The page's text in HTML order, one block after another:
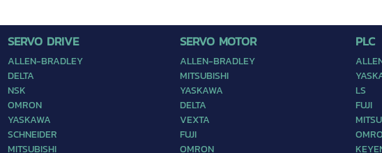
SERVO DRIVE
ALLEN-BRADLEY
DELTA
NSK
OMRON
YASKAWA
SCHNEIDER
MITSUBISHI
SERVO MOTOR
ALLEN-BRADLEY
MITSUBISHI
YASKAWA
DELTA
VEXTA
FUJI
OMRON
PLC
LS
FUJI